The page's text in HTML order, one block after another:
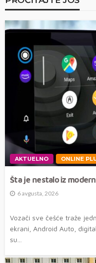
AKTUELNO ONLINE
Šta je nestalo iz
6 avgusta, 2026
Vozači sve češće traže
ekrani, Android Auto,
su...